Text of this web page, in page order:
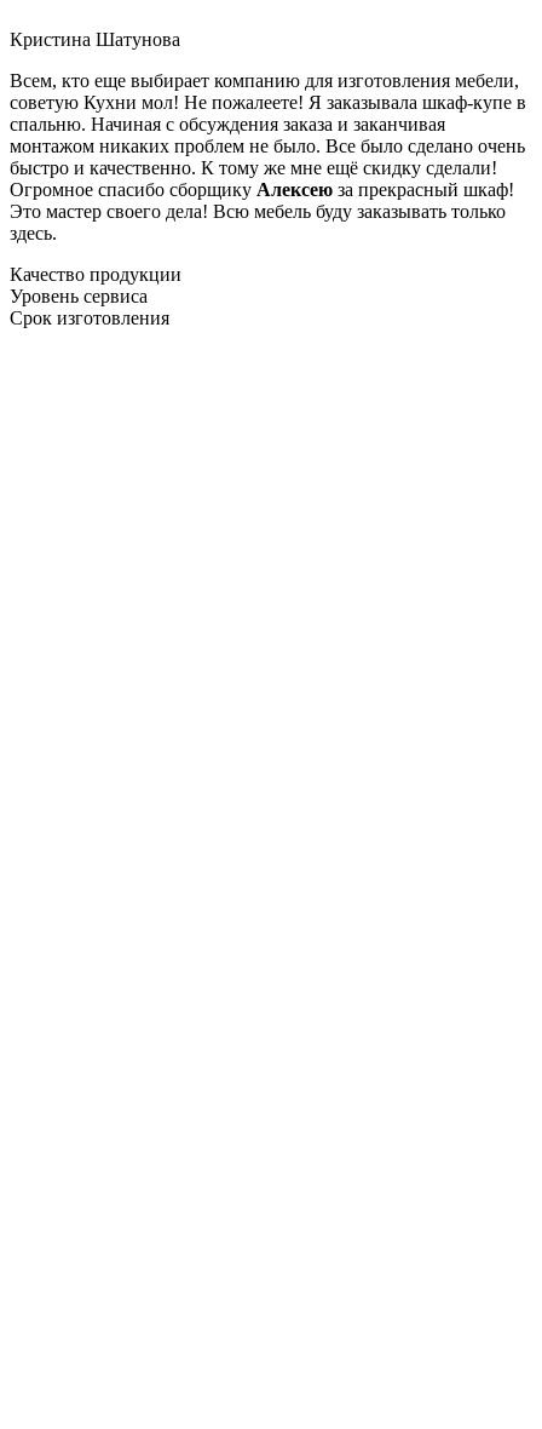
Кристина Шатунова
Всем, кто еще выбирает компанию для изготовления мебели,
советую Кухни мол! Не пожалеете! Я заказывала шкаф-купе в
спальню. Начиная с обсуждения заказа и заканчивая
монтажом никаких проблем не было. Все было сделано очень
быстро и качественно. К тому же мне ещё скидку сделали!
Огромное спасибо сборщику Алексею за прекрасный шкаф!
Это мастер своего дела! Всю мебель буду заказывать только
здесь.
Качество продукции
Уровень сервиса
Срок изготовления